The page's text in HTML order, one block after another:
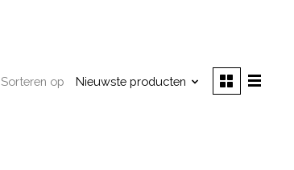
Sorteren op Nieuwste producten